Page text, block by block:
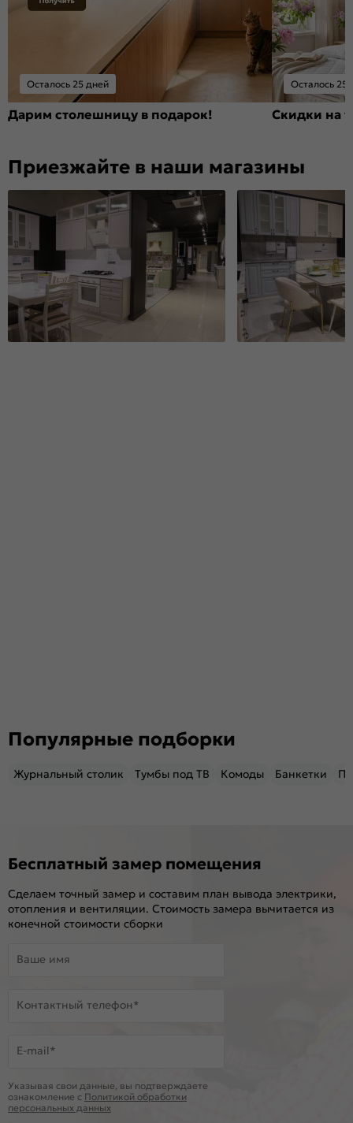
Осталось 25 дней
Дарим столешницу в подарок!
Осталось 25
Скидки на
Приезжайте в наши магазины
Популярные подборки
Журнальный столик Тумбы под ТВ Комоды Банкетки
Бесплатный замер помещения
Сделаем точный замер и составим план вывода электрики,
отопления и вентиляции. Стоимость замера вычитается из
конечной стоимости сборки
Ваше имя
Контактный телефон*
E-mail*
Указывая свои данные, вы подтверждаете
ознакомление c Политикой обработки
персональных данных